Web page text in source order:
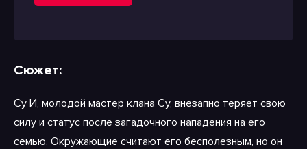
Сюжет:
Су И, молодой мастер клана Су, внезапно теряет свою
силу и статус после загадочного нападения на его
семью. Окружающие считают его бесполезным, но он